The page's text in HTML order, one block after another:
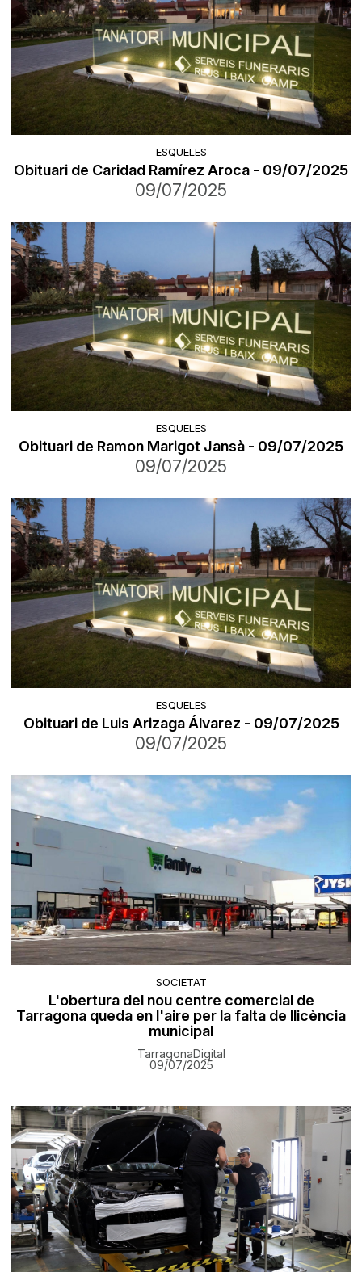
ESQUELES
Obituari de Caridad Ramírez Aroca - 09/07/2025
09/07/2025
ESQUELES
Obituari de Ramon Marigot Jansà - 09/07/2025
09/07/2025
ESQUELES
Obituari de Luis Arizaga Álvarez - 09/07/2025
09/07/2025
SOCIETAT
L'obertura del nou centre comercial de
Tarragona queda en l'aire per la falta de llicència
municipal
TarragonaDigital
09/07/2025